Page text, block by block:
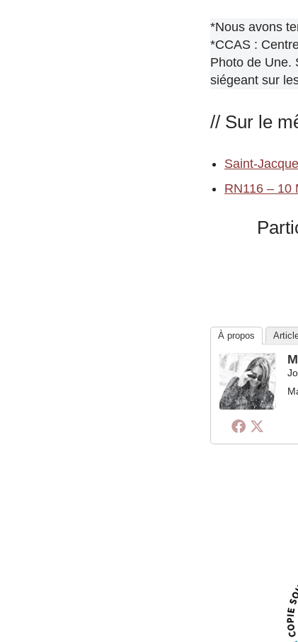
*Nous avons
*CCAS : C
Photo de Une.
siégeant sur
// Sur le
Saint-
RN116 – 10
À propos